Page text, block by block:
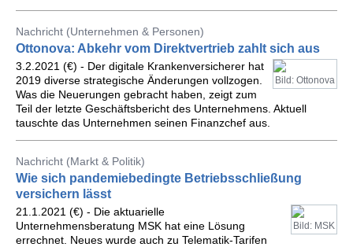
Nachricht (Unternehmen & Personen)
Ottonova: Abkehr vom Direktvertrieb zahlt sich aus
Bild: Ottonova
3.2.2021 (€) - Der digitale Krankenversicherer hat
2019 diverse strategische Änderungen vollzogen.
Was die Neuerungen gebracht haben, zeigt zum
Teil der letzte Geschäftsbericht des Unternehmens. Aktuell
tauschte das Unternehmen seinen Finanzchef aus.
Nachricht (Markt & Politik)
Wie sich pandemiebedingte Betriebsschließung
versichern lässt
Bild: MSK
21.1.2021 (€) - Die aktuarielle
Unternehmensberatung MSK hat eine Lösung
errechnet. Neues wurde auch zu Telematik-Tarifen